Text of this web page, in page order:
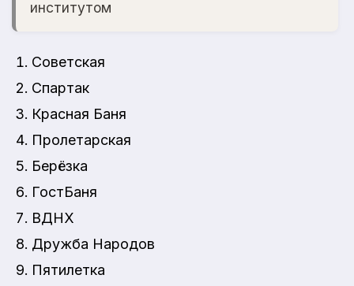
институтом
Советская
Спартак
Красная Баня
Пролетарская
Берёзка
ГостБаня
ВДНХ
Дружба Народов
Пятилетка